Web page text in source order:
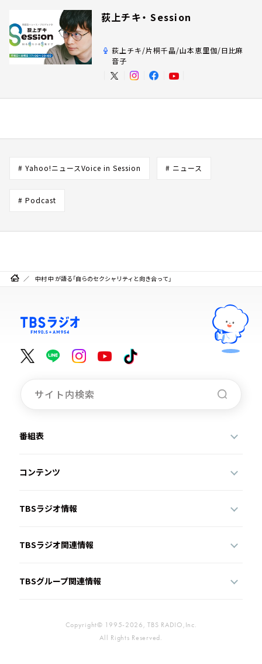
荻上チキ・ Session
荻上チキ/片桐千晶/山本恵里伽/日比麻
音子
# Yahoo!ニュースVoice in Session # ニュース
# Podcast
中村 中 が語る「自らのセクシャリティと向き合って」
番組表
コンテンツ
TBSラジオ情報
TBSラジオ関連情報
TBSグループ関連情報
Copyright© 1995-2026, TBS RADIO,Inc.
All Rights Reserved.